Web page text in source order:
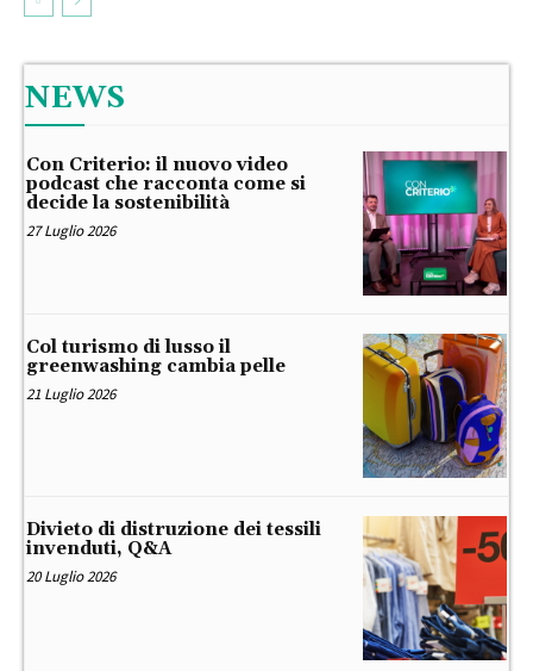
NEWS
Con Criterio: il nuovo video
podcast che racconta come si
decide la sostenibilità
27 Luglio 2026
Col turismo di lusso il
greenwashing cambia pelle
21 Luglio 2026
Divieto di distruzione dei tessili
invenduti, Q&A
20 Luglio 2026